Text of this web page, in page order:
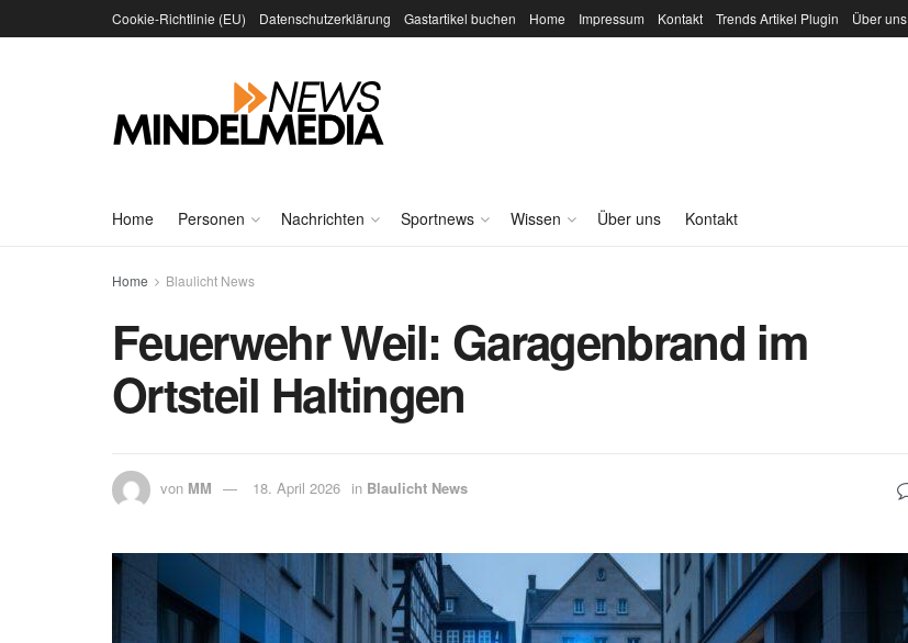
Cookie-Richtlinie (EU) Datenschutzerklärung Gastartikel buchen Home Impressum Kontakt Trends Artikel Plugin Über uns
Home Personen Nachrichten Sportnews Wissen Über uns Kontakt
Home Blaulicht News
Feuerwehr Weil: Garagenbrand im
Ortsteil Haltingen
von MM 18. April 2026 in Blaulicht News